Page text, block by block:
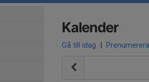
Kalender
Gå till idag | Prenumerera